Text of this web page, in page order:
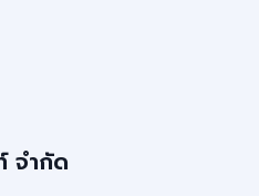
จำกัด